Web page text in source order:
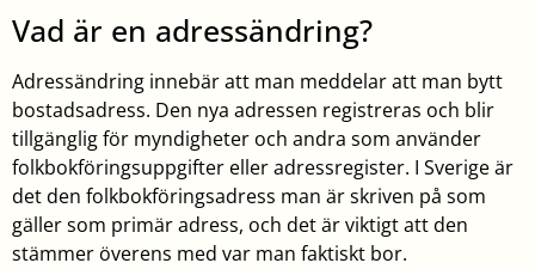
Vad är en adressändring?
Adressändring innebär att man meddelar att man bytt
bostadsadress. Den nya adressen registreras och blir
tillgänglig för myndigheter och andra som använder
folkbokföringsuppgifter eller adressregister. I Sverige är
det den folkbokföringsadress man är skriven på som
gäller som primär adress, och det är viktigt att den
stämmer överens med var man faktiskt bor.